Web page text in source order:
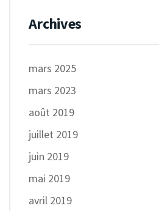
Archives
mars 2025
mars 2023
août 2019
juillet 2019
juin 2019
mai 2019
avril 2019